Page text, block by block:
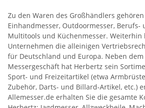
Zu den Waren des Großhändlers
Einhandmesser, Outdoormesser, Berufs-
Multitools und Küchenmesser. Weiterhin
Unternehmen die alleinigen
für Deutschland und Europa. Neben
Messergeschäft hat Herbertz sein
Sport- und Freizeitartikel (etwa
Zubehör, Darts- und Billard-Artikel, etc.)
Allemesser.de erhalten Sie die gesamte